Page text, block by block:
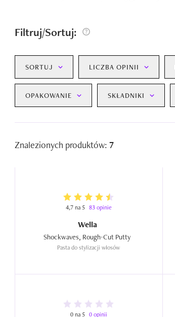
Filtruj/Sortuj:
SORTUJ LICZBA OPINII
OPAKOWANIE SKŁADNIKI
Znalezionych produktów: 7
4,7 na 5 83 opinie
Wella
Pasta do stylizacji włosów
0 na 5 0 opinii